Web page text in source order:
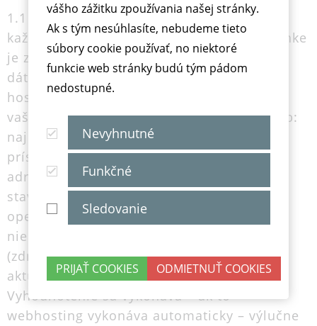
vášho zážitku zpoužívania našej stránky.
Ak s tým nesúhlasíte, nebudeme tieto
súbory cookie používať, no niektoré
funkcie web stránky budú tým pádom
nedostupné.
Nevyhnutné
Funkčné
Sledovanie
1.1 Každá návšteva našich web stránok a
každé načítanie súboru uloženého na stránke
je zaznamenané. Náš poskytovateľ (alebo
dátové centrum, na ktorom je stránka
hosťovaná) zbiera informácie poskytnuté
vašim poskytovateľom internetoých služieb:
najmä názov web stránky, dátum/čas
prístupu, objem prenesených údajov, IP
adresu, ktorá vám bola pridelená, HTTP
stavový kód, informácie o prehliadači a
operačnom systéme, ktorý používate a v
niektorých prípadoch aj tzv. referrer
(zdrojová stránka, z ktorej ste prešli na
aktuálnu web stránku alebo súbor).
Vyhodnotenie sa vykonáva – ak to
webhosting vykonáva automaticky – výlučne